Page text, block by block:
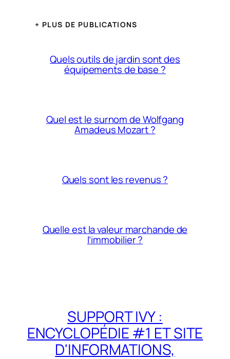
+ PLUS DE PUBLICATIONS
Quels outils de jardin sont des
équipements de base ?
Quel est le surnom de Wolfgang
Amadeus Mozart ?
Quels sont les revenus ?
Quelle est la valeur marchande de
l’immobilier ?
SUPPORT IVY :
ENCYCLOPÉDIE #1 ET SITE
D'INFORMATIONS,